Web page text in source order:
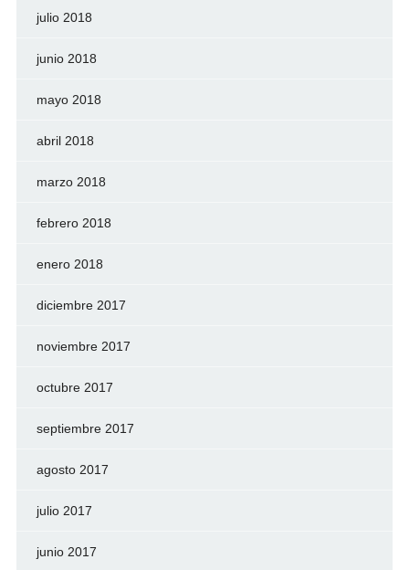
julio 2018
junio 2018
mayo 2018
abril 2018
marzo 2018
febrero 2018
enero 2018
diciembre 2017
noviembre 2017
octubre 2017
septiembre 2017
agosto 2017
julio 2017
junio 2017